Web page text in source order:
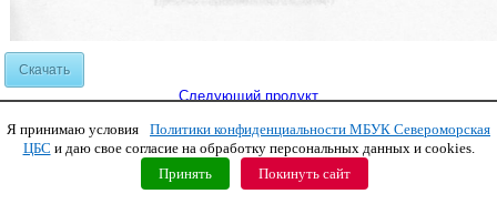
Скачать
Следующий продукт
Copyright © 2011 МБУК СЦБС
Я принимаю условия
Политики конфиденциальности МБУК Североморская
ЦБС и даю свое согласие на обработку персональных данных и cookies.
Принять
Покинуть сайт